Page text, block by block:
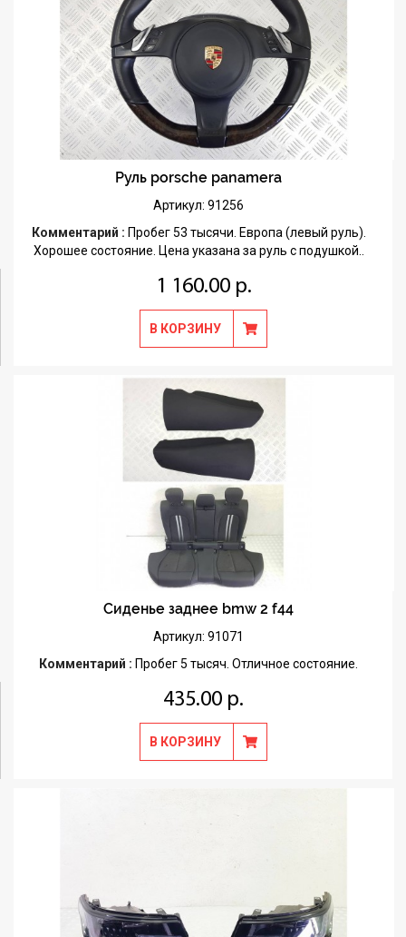
Руль porsche panamera
Артикул: 91256
Комментарий : Пробег 53 тысячи. Европа (левый руль).
Хорошее состояние. Цена указана за руль с подушкой..
1 160.00 р.
В КОРЗИНУ
Сиденье заднее bmw 2 f44
Артикул: 91071
Комментарий : Пробег 5 тысяч. Отличное состояние.
435.00 р.
В КОРЗИНУ